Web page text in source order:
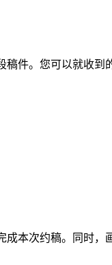
。您可以就收到
次约稿。同时，